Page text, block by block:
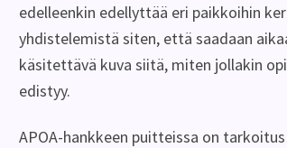
edelleenkin edellyttää eri paikkoihin
yhdistelemistä siten, että saadaan
käsitettävä kuva siitä, miten jollakin
edistyy.
APOA-hankkeen puitteissa on